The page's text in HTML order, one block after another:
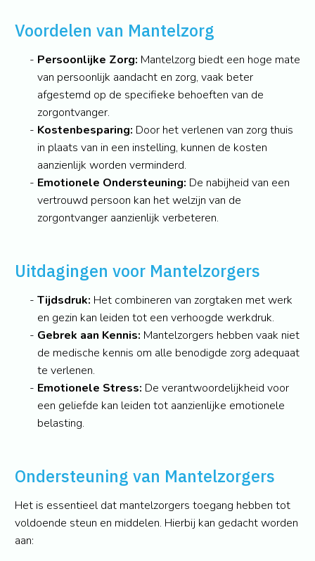
Voordelen van Mantelzorg
Persoonlijke Zorg: Mantelzorg biedt een hoge mate
van persoonlijk aandacht en zorg, vaak beter
afgestemd op de specifieke behoeften van de
zorgontvanger.
Kostenbesparing: Door het verlenen van zorg thuis
in plaats van in een instelling, kunnen de kosten
aanzienlijk worden verminderd.
Emotionele Ondersteuning: De nabijheid van een
vertrouwd persoon kan het welzijn van de
zorgontvanger aanzienlijk verbeteren.
Uitdagingen voor Mantelzorgers
Tijdsdruk: Het combineren van zorgtaken met werk
en gezin kan leiden tot een verhoogde werkdruk.
Gebrek aan Kennis: Mantelzorgers hebben vaak niet
de medische kennis om alle benodigde zorg adequaat
te verlenen.
Emotionele Stress: De verantwoordelijkheid voor
een geliefde kan leiden tot aanzienlijke emotionele
belasting.
Ondersteuning van Mantelzorgers
Het is essentieel dat mantelzorgers toegang hebben tot
voldoende steun en middelen. Hierbij kan gedacht worden
aan: